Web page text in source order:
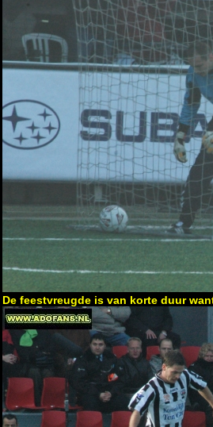
De feestvreugde is van korte duur